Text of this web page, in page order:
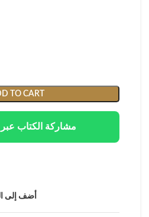
TO CART
📤 مشاركة الكتاب
أضف إلى